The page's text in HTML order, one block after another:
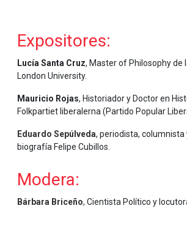
Expositores:
Lucía Santa Cruz, Master of Philosophy de
London University.
Mauricio Rojas, Historiador y Doctor en
Folkpartiet liberalerna (Partido Popular
Eduardo Sepúlveda, periodista, columnista
biografía Felipe Cubillos.
Modera:
Bárbara Briceño, Cientista Político y